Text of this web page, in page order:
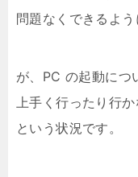
問題なくできるよう
が、PC の起動につ
上手く行ったり行か
という状況です。